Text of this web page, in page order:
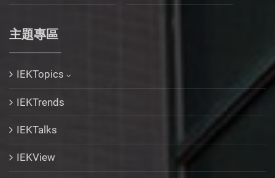
主題專區
IEKTopics
IEKTrends
IEKTalks
IEKView